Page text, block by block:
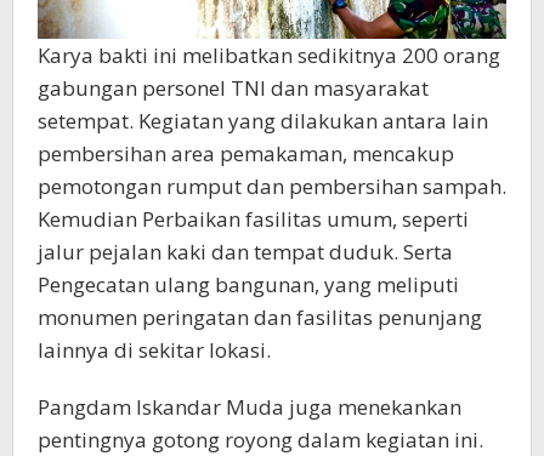
Karya bakti ini melibatkan sedikitnya 200 orang
gabungan personel TNI dan masyarakat
setempat. Kegiatan yang dilakukan antara lain
pembersihan area pemakaman, mencakup
pemotongan rumput dan pembersihan sampah.
Kemudian Perbaikan fasilitas umum, seperti
jalur pejalan kaki dan tempat duduk. Serta
Pengecatan ulang bangunan, yang meliputi
monumen peringatan dan fasilitas penunjang
lainnya di sekitar lokasi.
Pangdam Iskandar Muda juga menekankan
pentingnya gotong royong dalam kegiatan ini.